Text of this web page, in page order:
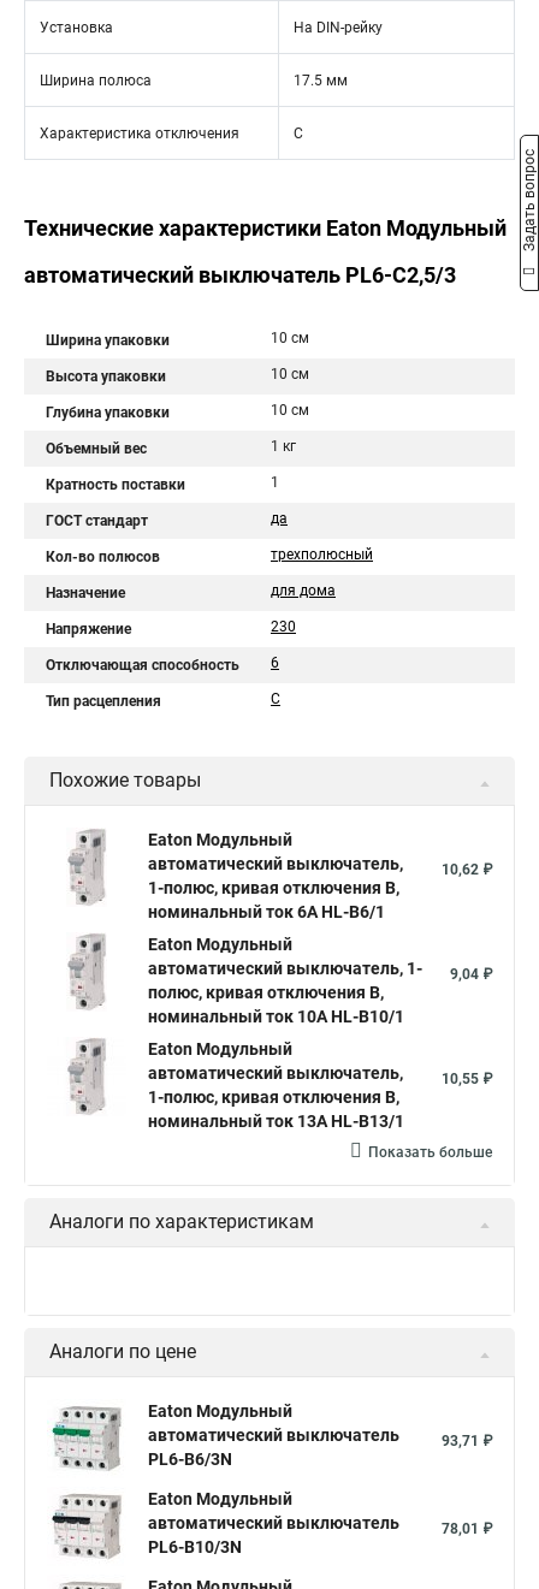
Установка На DIN-рейку
Ширина полюса 17.5 мм
Характеристика отключения C
Технические характеристики Eaton Модульный
автоматический выключатель PL6-C2,5/3
Ширина упаковки 10 см
Высота упаковки 10 см
Глубина упаковки 10 см
Объемный вес 1 кг
Кратность поставки 1
ГОСТ стандарт да
Кол-во полюсов трехполюсный
Назначение для дома
Напряжение 230
Отключающая способность 6
Тип расцепления C
Похожие товары
Eaton Модульный
автоматический выключатель,
1-полюс, кривая отключения B,
номинальный ток 6А HL-B6/1
10,62 ₽
Eaton Модульный
автоматический выключатель, 1-
полюс, кривая отключения B,
номинальный ток 10А HL-B10/1
9,04 ₽
Eaton Модульный
автоматический выключатель,
1-полюс, кривая отключения B,
номинальный ток 13А HL-B13/1
10,55 ₽
Показать больше
Аналоги по характеристикам
Аналоги по цене
Eaton Модульный
автоматический выключатель
PL6-B6/3N
93,71 ₽
Eaton Модульный
автоматический выключатель
PL6-B10/3N
78,01 ₽
Задать вопрос